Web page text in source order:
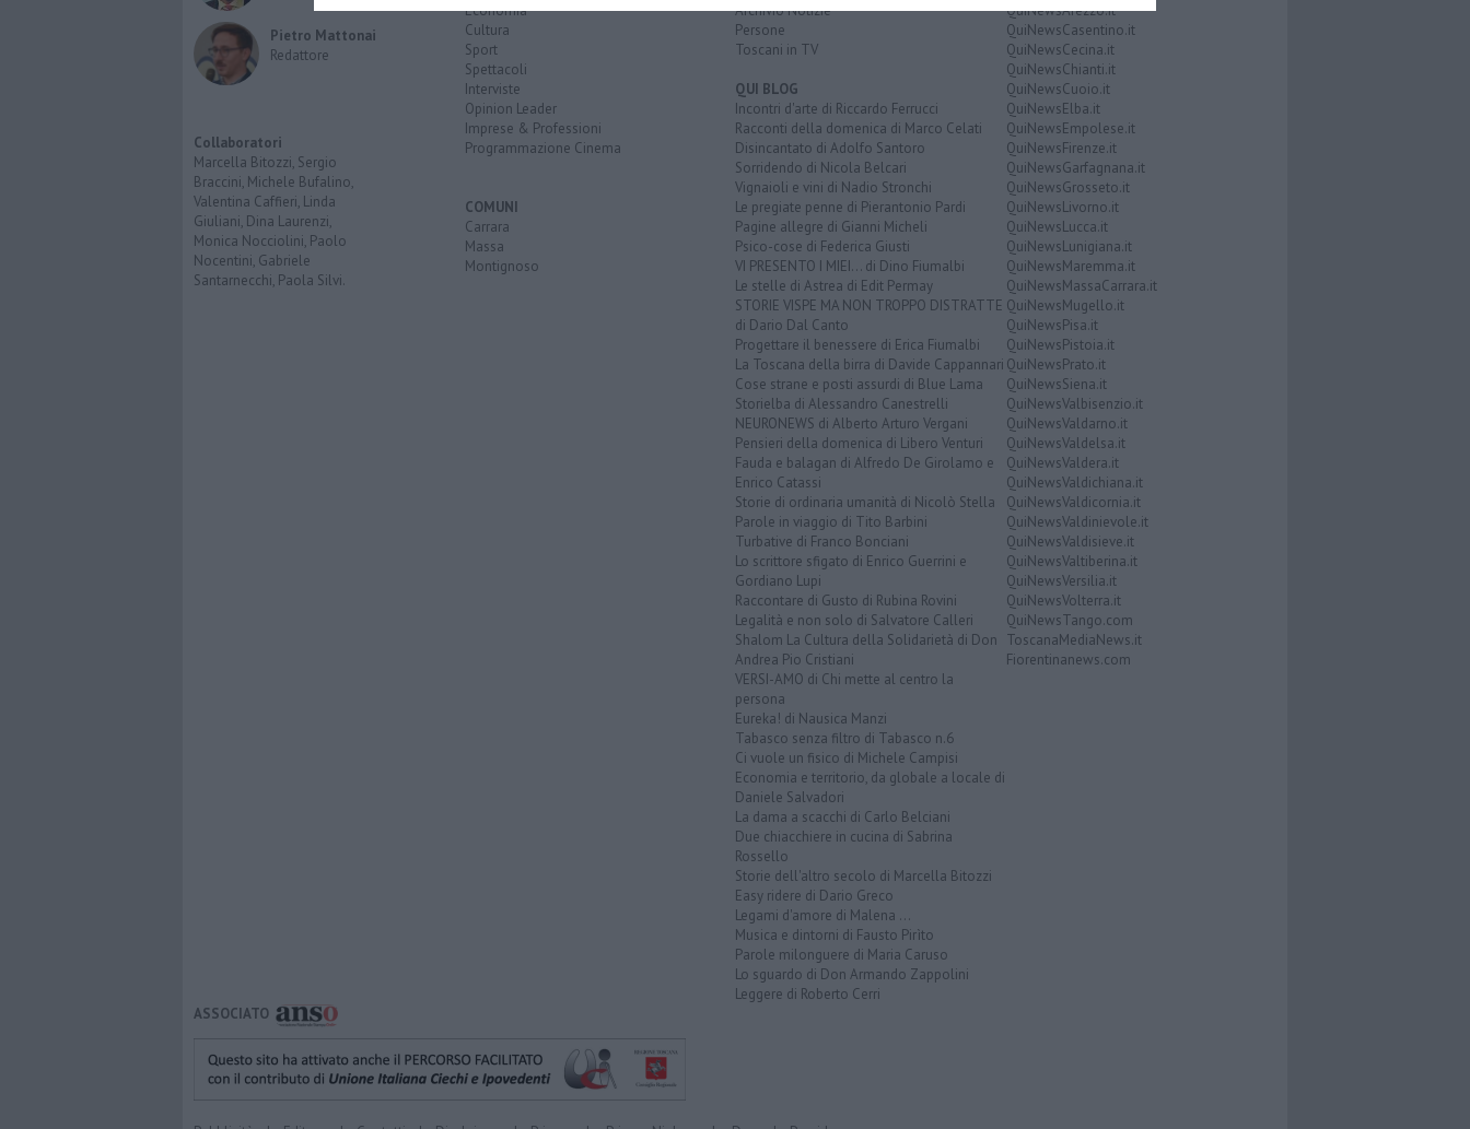
Pietro Mattonai
Redattore
Collaboratori
Marcella Bitozzi, Sergio
Braccini, Michele Bufalino,
Valentina Caffieri, Linda
Giuliani, Dina Laurenzi,
Monica Nocciolini, Paolo
Nocentini, Gabriele
Santarnecchi, Paola Silvi.
Economia
Cultura
Sport
Spettacoli
Interviste
Opinion Leader
Imprese & Professioni
Programmazione Cinema
COMUNI
Carrara
Massa
Montignoso
Archivio Notizie
Persone
Toscani in TV
QUI BLOG
Incontri d'arte di Riccardo Ferrucci
Racconti della domenica di Marco Celati
Disincantato di Adolfo Santoro
Sorridendo di Nicola Belcari
Vignaioli e vini di Nadio Stronchi
Le pregiate penne di Pierantonio Pardi
Pagine allegre di Gianni Micheli
Psico-cose di Federica Giusti
VI PRESENTO I MIEI... di Dino Fiumalbi
Le stelle di Astrea di Edit Permay
STORIE VISPE MA NON TROPPO DISTRATTE
di Dario Dal Canto
Progettare il benessere di Erica Fiumalbi
La Toscana della birra di Davide Cappannari
Cose strane e posti assurdi di Blue Lama
Storielba di Alessandro Canestrelli
NEURONEWS di Alberto Arturo Vergani
Pensieri della domenica di Libero Venturi
Fauda e balagan di Alfredo De Girolamo e
Enrico Catassi
Storie di ordinaria umanità di Nicolò Stella
Parole in viaggio di Tito Barbini
Turbative di Franco Bonciani
Lo scrittore sfigato di Enrico Guerrini e
Gordiano Lupi
Raccontare di Gusto di Rubina Rovini
Legalità e non solo di Salvatore Calleri
Shalom La Cultura della Solidarietà di Don
Andrea Pio Cristiani
VERSI-AMO di Chi mette al centro la
persona
Eureka! di Nausica Manzi
Tabasco senza filtro di Tabasco n.6
Ci vuole un fisico di Michele Campisi
Economia e territorio, da globale a locale di
Daniele Salvadori
La dama a scacchi di Carlo Belciani
Due chiacchiere in cucina di Sabrina
Rossello
Storie dell'altro secolo di Marcella Bitozzi
Easy ridere di Dario Greco
Legami d'amore di Malena ...
Musica e dintorni di Fausto Pirìto
Parole milonguere di Maria Caruso
Lo sguardo di Don Armando Zappolini
Leggere di Roberto Cerri
QuiNewsArezzo.it
QuiNewsCasentino.it
QuiNewsCecina.it
QuiNewsChianti.it
QuiNewsCuoio.it
QuiNewsElba.it
QuiNewsEmpolese.it
QuiNewsFirenze.it
QuiNewsGarfagnana.it
QuiNewsGrosseto.it
QuiNewsLivorno.it
QuiNewsLucca.it
QuiNewsLunigiana.it
QuiNewsMaremma.it
QuiNewsMassaCarrara.it
QuiNewsMugello.it
QuiNewsPisa.it
QuiNewsPistoia.it
QuiNewsPrato.it
QuiNewsSiena.it
QuiNewsValbisenzio.it
QuiNewsValdarno.it
QuiNewsValdelsa.it
QuiNewsValdera.it
QuiNewsValdichiana.it
QuiNewsValdicornia.it
QuiNewsValdinievole.it
QuiNewsValdisieve.it
QuiNewsValtiberina.it
QuiNewsVersilia.it
QuiNewsVolterra.it
QuiNewsTango.com
ToscanaMediaNews.it
Fiorentinanews.com
ASSOCIATO